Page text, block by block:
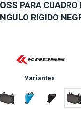
PARA CUADRO
RIGIDO
Variantes: